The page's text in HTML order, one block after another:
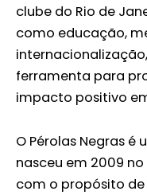
clube do Rio de
como educação,
ferramenta para
impacto positivo
O Pérolas Negras
nasceu em 2009
com o propósito